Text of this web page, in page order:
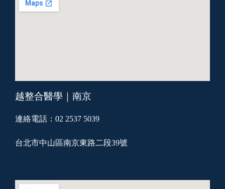
越整合醫學｜南京
連絡電話：02 2537 5039
台北市中山區南京東路二段39號